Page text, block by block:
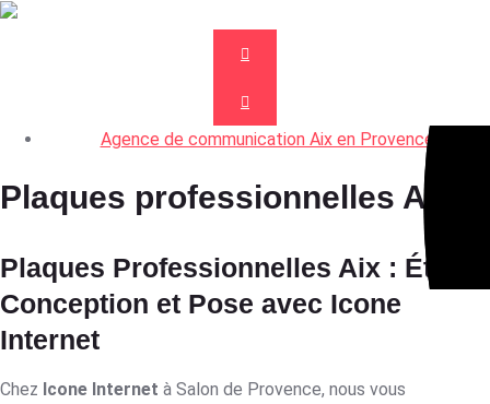
Agence de communication Aix en Provence
Plaques professionnelles Aix
Plaques Professionnelles Aix : Étude,
Conception et Pose avec Icone
Internet
Chez Icone Internet à Salon de Provence, nous vous